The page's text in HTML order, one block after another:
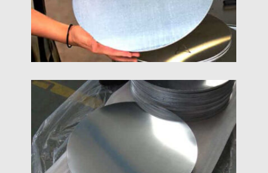
3003 অ্যালুমিনিয়াম চেনাশোনা
3003 অ্যালুমিনিয়াম চেনাশোনা অসামান্য কর্মক্ষমতা আছে এবং তুলনায়
শক্তিশালী 1000 সিরিজ অ্যালুমিনিয়াম বৃত্ত. তারা রান্নার পাত্রের জন্য
সেরা পছন্দ, ল্যাম্পশেড, এবং রাস্তার চিহ্ন উত্পাদন.